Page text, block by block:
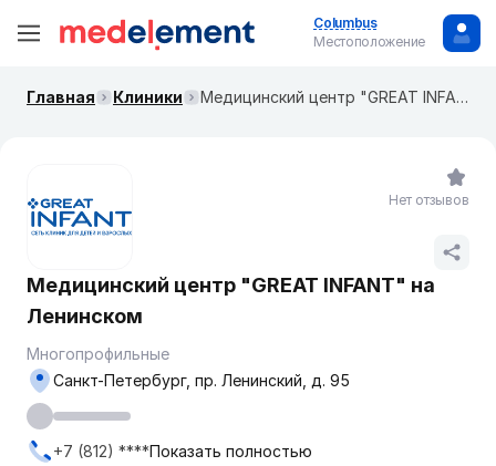
Columbus
Местоположение
Главная Клиники Медицинский центр "GREAT INFANT" на Ленинском
Медицинский центр "GREAT INFANT" на
Ленинском
Многопрофильные
Санкт-Петербург, пр. Ленинский, д. 95
+7 (812) ****Показать полностью
Нет отзывов